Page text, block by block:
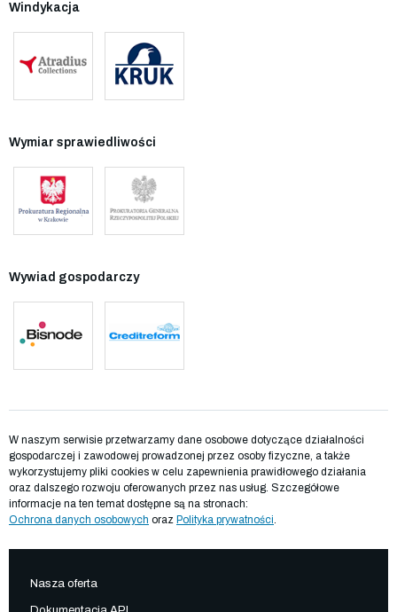
Windykacja
Wymiar sprawiedliwości
Wywiad gospodarczy
W naszym serwisie przetwarzamy dane osobowe dotyczące działalności
gospodarczej i zawodowej prowadzonej przez osoby fizyczne, a także
wykorzystujemy pliki cookies w celu zapewnienia prawidłowego działania
oraz dalszego rozwoju oferowanych przez nas usług. Szczegółowe
informacje na ten temat dostępne są na stronach:
Ochrona danych osobowych oraz Polityka prywatności.
Nasza oferta